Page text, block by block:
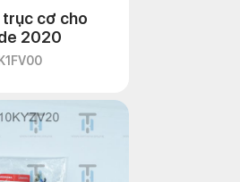
cơ cho
2020